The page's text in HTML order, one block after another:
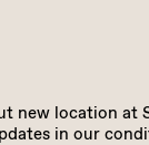
new location at
in our